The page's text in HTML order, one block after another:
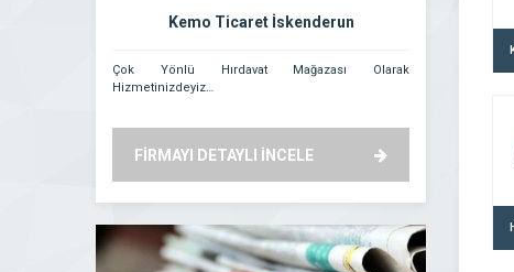
Kemo Ticaret İskenderun
Çok Yönlü Hırdavat Mağazası Olarak
Hizmetinizdeyiz…
FİRMAYI DETAYLI İNCELE
Aydın
müşteri
bilinen firma
prensibiyle yola
FİRMAYI